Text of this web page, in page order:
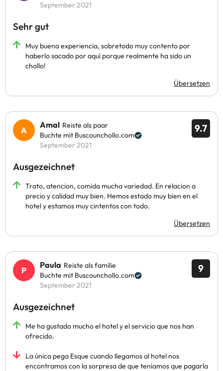
September 2021
Sehr gut
Muy buena experiencia, sobretodo muy contento por
haberlo sacado por aquí porque realmente ha sido un
chollo!
Übersetzen
9.7
Amal Reiste als paar
Buchte mit Buscounchollo.com
September 2021
Ausgezeichnet
Trato, atencion, comida mucha variedad. En relacion a
precio y calidad muy bien. Hemos estado muy bien en el
hotel y estamos muy cintentos con todo.
Übersetzen
9
Paula Reiste als familie
Buchte mit Buscounchollo.com
September 2021
Ausgezeichnet
Me ha gustado mucho el hotel y el servicio que nos han
ofrecido.
La única pega Esque cuando llegamos al hotel nos
encontramos con la sorpresa de que teníamos que pagarla